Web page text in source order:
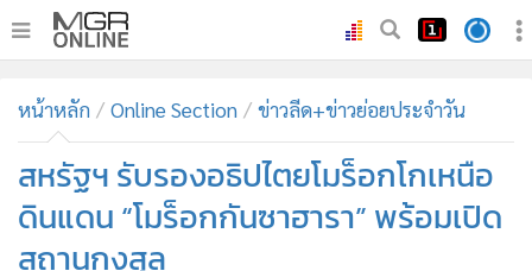
ทันเหตุการณ์
• ภาคใต้
• ภูมิภาค
หน้าหลัก Online Section ข่าวลีด+ข่าวย่อยประจำวัน
สหรัฐฯ รับรองอธิปไตยโมร็อกโกเหนือ
ดินแดน “โมร็อกกันซาฮารา” พร้อมเปิด
สถานกงสุล